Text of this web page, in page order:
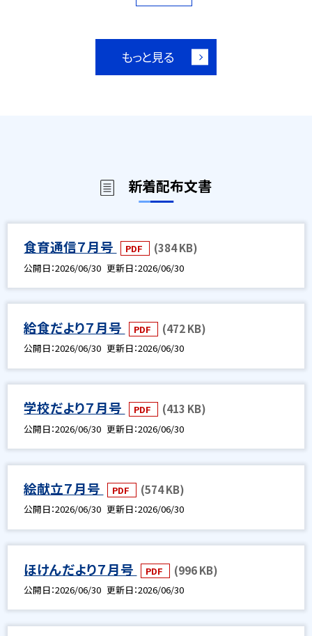
もっと見る
新着配布文書
食育通信７月号 PDF (384 KB)
公開日 2026/06/30 更新日 2026/06/30
給食だより７月号 PDF (472 KB)
公開日 2026/06/30 更新日 2026/06/30
学校だより７月号 PDF (413 KB)
公開日 2026/06/30 更新日 2026/06/30
絵献立７月号 PDF (574 KB)
公開日 2026/06/30 更新日 2026/06/30
ほけんだより７月号 PDF (996 KB)
公開日 2026/06/30 更新日 2026/06/30